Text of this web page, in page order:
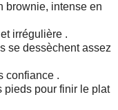
brownie, intense en
irrégulière .
se dessèchent assez
confiance .
pieds pour finir le plat